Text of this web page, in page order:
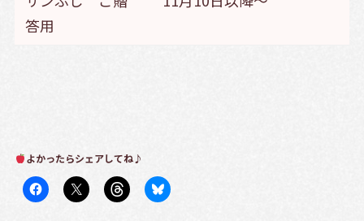
答用
よかったらシェアしてね♪